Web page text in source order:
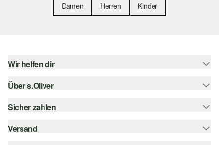
Damen Herren Kinder
Wir helfen dir
Hilfe & FAQ
Größenberatung
Über s.Oliver
s.Oliver Magazin
Whatsapp
Sicher zahlen
Rechnung
Versand